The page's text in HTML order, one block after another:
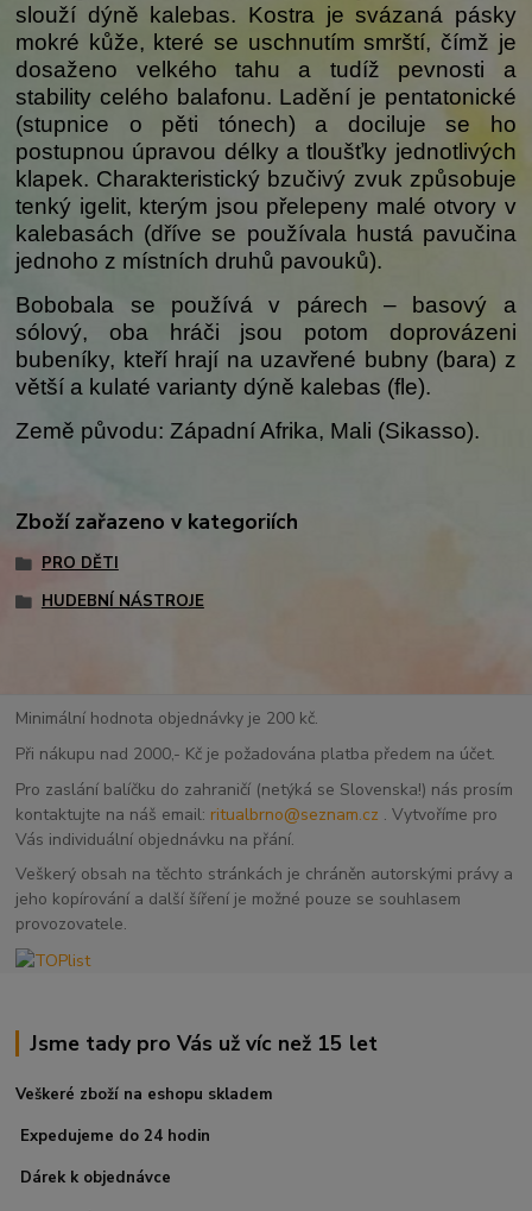
slouží dýně kalebas. Kostra je svázaná pásky
mokré kůže, které se uschnutím smrští, čímž je
dosaženo velkého tahu a tudíž pevnosti a
stability celého balafonu. Ladění je pentatonické
(stupnice o pěti tónech) a dociluje se ho
postupnou úpravou délky a tloušťky jednotlivých
klapek. Charakteristický bzučivý zvuk způsobuje
tenký igelit, kterým jsou přelepeny malé otvory v
kalebasách (dříve se používala hustá pavučina
jednoho z místních druhů pavouků).
Bobobala se používá v párech – basový a
sólový, oba hráči jsou potom doprovázeni
bubeníky, kteří hrají na uzavřené bubny (bara) z
větší a kulaté varianty dýně kalebas (fle).
Země původu: Západní Afrika, Mali (Sikasso).
Zboží zařazeno v kategoriích
PRO DĚTI
HUDEBNÍ NÁSTROJE
Minimální hodnota objednávky je 200 kč.
Při nákupu nad 2000,- Kč je požadována platba předem na účet.
Pro zaslání balíčku do zahraničí (netýká se Slovenska!) nás prosím
kontaktujte na náš email: ritualbrno@seznam.cz . Vytvoříme pro
Vás individuální objednávku na přání.
Veškerý obsah na těchto stránkách je chráněn autorskými právy a
jeho kopírování a další šíření je možné pouze se souhlasem
provozovatele.
Jsme tady pro Vás už víc než 15 let
Veškeré zboží na eshopu skladem
Expedujeme do 24 hodin
Dárek k objednávce